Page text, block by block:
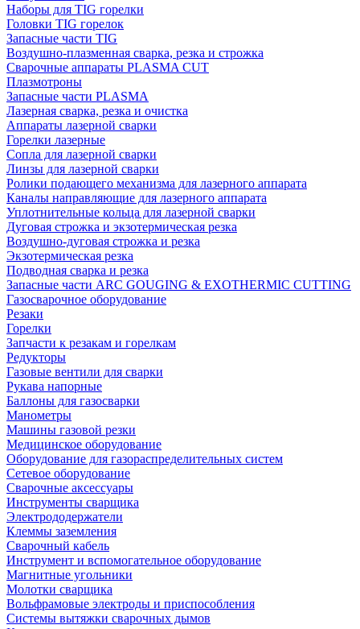
Наборы для TIG горелки
Головки TIG горелок
Запасные части TIG
Воздушно-плазменная сварка, резка и строжка
Сварочные аппараты PLASMA CUT
Плазмотроны
Запасные части PLASMA
Лазерная сварка, резка и очистка
Аппараты лазерной сварки
Горелки лазерные
Сопла для лазерной сварки
Линзы для лазерной сварки
Ролики подающего механизма для лазерного аппарата
Каналы направляющие для лазерного аппарата
Уплотнительные кольца для лазерной сварки
Дуговая строжка и экзотермическая резка
Воздушно-дуговая строжка и резка
Экзотермическая резка
Подводная сварка и резка
Запасные части ARC GOUGING & EXOTHERMIC CUTTING
Газосварочное оборудование
Резаки
Горелки
Запчасти к резакам и горелкам
Редукторы
Газовые вентили для сварки
Рукава напорные
Баллоны для газосварки
Манометры
Машины газовой резки
Медицинское оборудование
Оборудование для газораспределительных систем
Сетевое оборудование
Сварочные аксессуары
Инструменты сварщика
Электрододержатели
Клеммы заземления
Сварочный кабель
Инструмент и вспомогательное оборудование
Магнитные угольники
Молотки сварщика
Вольфрамовые электроды и приспособления
Системы вытяжки сварочных дымов